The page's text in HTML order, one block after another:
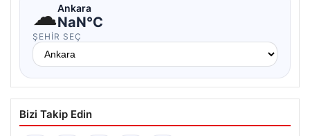
☁Ankara
NaN°C
ŞEHIR SEÇ
Bizi Takip Edin